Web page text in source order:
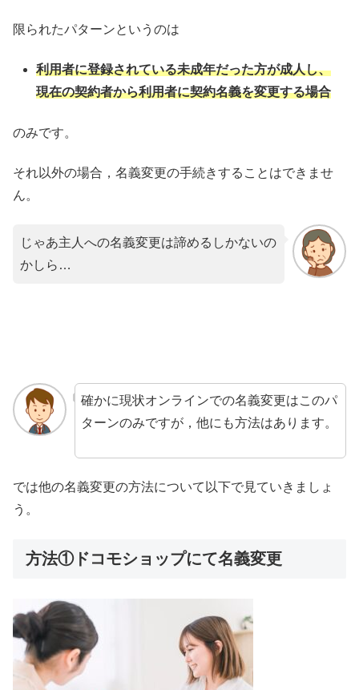
限られたパターンというのは
利用者に登録されている未成年だった方が成人し、
現在の契約者から利用者に契約名義を変更する場合
のみです。
それ以外の場合，名義変更の手続きすることはできませ
ん。
じゃあ主人への名義変更は諦めるしかないの
かしら…
確かに現状オンラインでの名義変更はこのパ
ターンのみですが，他にも方法はあります。
では他の名義変更の方法について以下で見ていきましょ
う。
方法①ドコモショップにて名義変更